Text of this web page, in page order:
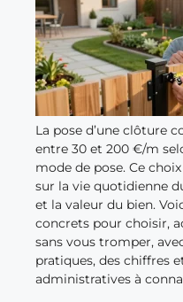
La pose d’une clôture
entre 30 et 200 €/m
mode de pose. Ce
sur la vie quotidienne
et la valeur du bien.
concrets pour choisir,
sans vous tromper,
pratiques, des chiffres
administratives à